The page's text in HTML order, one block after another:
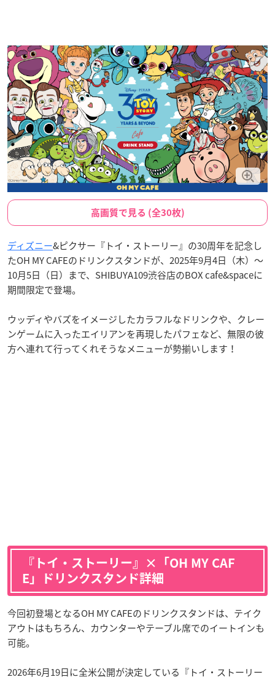
高画質で見る (全30枚)
ディズニー&ピクサー『トイ・ストーリー』の30周年を記念し
たOH MY CAFEのドリンクスタンドが、2025年9月4日（木）〜
10月5日（日）まで、SHIBUYA109渋谷店のBOX cafe&spaceに
期間限定で登場。
ウッディやバズをイメージしたカラフルなドリンクや、クレー
ンゲームに入ったエイリアンを再現したパフェなど、無限の彼
方へ連れて行ってくれそうなメニューが勢揃いします！
『トイ・ストーリー』×「OH MY CAF
E」ドリンクスタンド詳細
今回初登場となるOH MY CAFEのドリンクスタンドは、テイク
アウトはもちろん、カウンターやテーブル席でのイートインも
可能。
2026年6月19日に全米公開が決定している『トイ・ストーリー